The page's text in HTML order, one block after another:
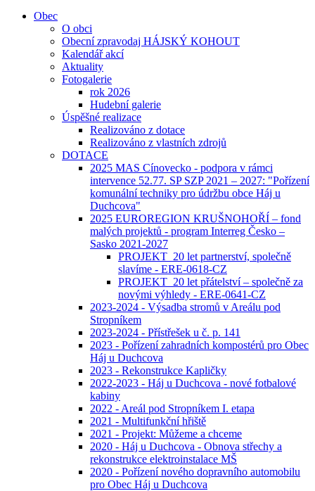
Obec
O obci
Obecní zpravodaj HÁJSKÝ KOHOUT
Kalendář akcí
Aktuality
Fotogalerie
rok 2026
Hudební galerie
Úspěšné realizace
Realizováno z dotace
Realizováno z vlastních zdrojů
DOTACE
2025 MAS Cínovecko - podpora v rámci
intervence 52.77. SP SZP 2021 – 2027: "Pořízení
komunální techniky pro údržbu obce Háj u
Duchcova"
2025 EUROREGION KRUŠNOHOŘÍ – fond
malých projektů - program Interreg Česko –
Sasko 2021-2027
PROJEKT_20 let partnerství, společně
slavíme - ERE-0618-CZ
PROJEKT_20 let přátelství – společně za
novými výhledy - ERE-0641-CZ
2023-2024 - Výsadba stromů v Areálu pod
Stropníkem
2023-2024 - Přístřešek u č. p. 141
2023 - Pořízení zahradních kompostérů pro Obec
Háj u Duchcova
2023 - Rekonstrukce Kapličky
2022-2023 - Háj u Duchcova - nové fotbalové
kabiny
2022 - Areál pod Stropníkem I. etapa
2021 - Multifunkční hřiště
2021 - Projekt: Můžeme a chceme
2020 - Háj u Duchcova - Obnova střechy a
rekonstrukce elektroinstalace MŠ
2020 - Pořízení nového dopravního automobilu
pro Obec Háj u Duchcova